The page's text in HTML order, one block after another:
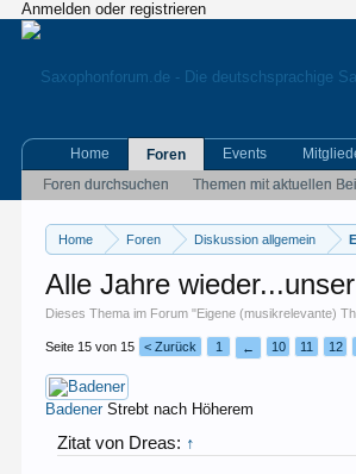
Anmelden oder registrieren
Home Foren Diskussion allgemein
Alle Jahre
Dieses Thema im Forum "Eigene (musikrelevante)
Seite 15 von 15 < Zurück 1 ← 10 11 12
Badener Strebt nach Höherem
Zitat von Dreas: ↑
Home
Foren
Foren durchsuchen
Themen mit aktuellen
Events